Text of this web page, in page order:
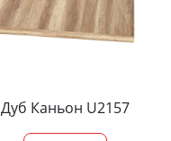
Дуб Каньон U2157